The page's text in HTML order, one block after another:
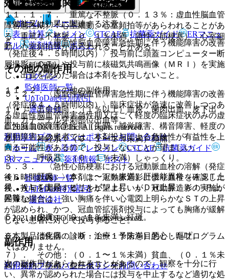
１１．１．７． 重篤な不整脈（０．１３％：虚血性脳血管
障害急性期）：心室細動、心室頻拍等があらわれることがあ
る、重篤な不整脈（０．１％未満：急性心筋梗塞）：心室細
動、心室頻拍等があらわれることがある。
その他の副作用
１１．２． その他の副作用
１）． 出血傾向：（１％以上）血尿、歯肉出血、皮下出
血、カテーテル穿刺部位出血等。
２）． 神経系：（０．１〜１％未満）頭痛。
３）． 呼吸器：（０．１％未満）しゃっくり。
４）． 肝臓：（０．１〜１％未満）肝機能異常（ＡＳＴ上
昇、ＡＬＴ上昇、ビリルビン上昇、ＬＤＨ上昇、Ａｌ−Ｐ上
昇等）。
５）． 皮膚：（０．１％未満）紅斑。
６）． 消化器：（０．１〜１％未満）悪心・嘔吐。
７）． その他：（０．１〜１％未満）貧血、（０．１％未
満）発熱、熱感、血圧低下、発汗。
効能・効果に関連する注意
（効能又は効果に関連する注意）
５．１． 〈虚血性脳血管障害急性期に伴う機能障害の改善
（発症後４．５時間以内）〉投与前に頭蓋コンピューター断
層撮影（ＣＴ）や投与前に核磁気共鳴画像（ＭＲＩ）を実施
し、出血を認めた場合は本剤を投与しないこと。
５．２． 〈虚血性脳血管障害急性期に伴う機能障害の改善
（発症後４．５時間以内）〉臨床症状が急速に改善しつつあ
る虚血性脳血管障害急性期又はごく軽度の臨床症状のみの虚
血性脳血管障害急性期（失調、感覚障害、構音障害、軽度の
運動障害）の患者では、本剤投与による危険性が有益性を上
回る可能性があるので、投与しないことが望ましい。
５．３． 〈急性心筋梗塞における冠動脈血栓の溶解（発症
後６時間以内）〉本剤は、冠動脈造影により血栓を確認した
後、投与を開始することが望ましいが、冠動脈造影の実施が
困難な場合は、強い胸痛を伴い心電図上明らかなＳＴの上昇
が認められ、かつ、冠血管拡張剤投与によっても胸痛が緩解
しない患者に対して投与すること。
副作用
次の副作用があらわれることがあるので、観察を十分に行
い、異常が認められた場合には投与を中止するなど適切な処
ホーム
ノート
表・計算
レジメン CTCAE 抗菌薬ガイド
ERマニュ
アル
薬剤情報 ポスト
新規登録
ログイン
監修医師一覧
UpToDate特別割引
運営会社
© 2021 HOKUTO Inc. All rights reserved.
利用規約プライバシーポリシーお問い合わせ
ホーム
表・計算 レジメン CTCAE
抗菌薬ガイド
ERマニュアル
薬剤情報 ポスト
監修医師一覧
UpToDate特別割引
運営会社
© 2021 HOKUTO Inc. All rights reserved.
※本製品は疾病の診断・治療・予防を目的としたプログラム
ではありません。
利用規約プライバシーポリシーお問い合わせ